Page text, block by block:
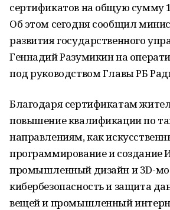
сертификатов на общую сумму
Об этом сегодня сообщил
развития государственного
Геннадий Разумикин на
под руководством Главы РБ
Благодаря сертификатам
повышение квалификации по
направлениям, как
программирование и создание
промышленный дизайн и 3D-
кибербезопасность и защита
вещей и промышленный